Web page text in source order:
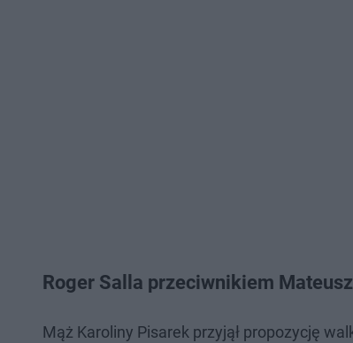
Roger Salla przeciwnikiem
Mąż Karoliny Pisarek przyjął propozycję